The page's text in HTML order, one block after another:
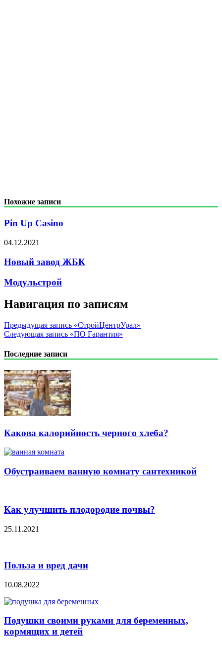
Похожие записи
Pin Up Casino
04.12.2021
Новый завод ЖБК
Модульстрой
Навигация по записям
Предыдущая запись «СтройЦентрУрал»
Следующая запись «ПО Гарантия»
Последние записи
Какова калорийность черного хлеба?
Обустраиваем ванную комнату сантехникой
Как улучшить плодородие почвы?
25.11.2021
Польза и вред дачи
10.08.2022
Подушки своими руками для беременных,
кормящих и детей